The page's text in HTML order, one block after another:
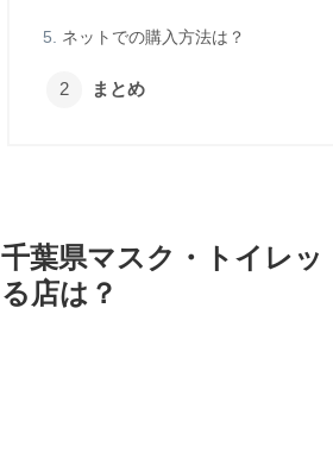
ネットでの購入方法は？
まとめ
千葉県マスク・トイレ
る店は？